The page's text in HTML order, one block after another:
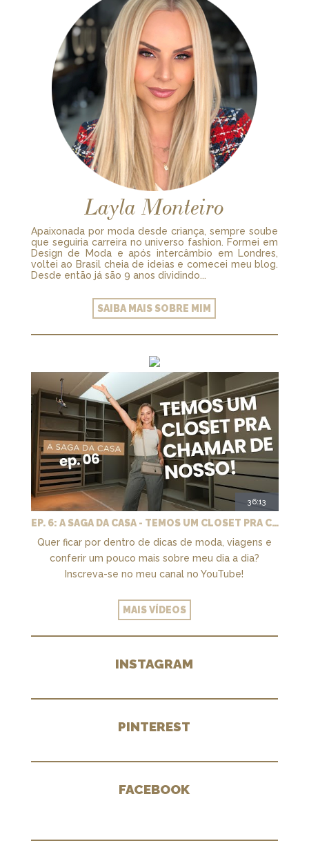
Layla Monteiro
Apaixonada por moda desde criança, sempre soube
que seguiria carreira no universo fashion. Formei em
Design de Moda e após intercâmbio em Londres,
voltei ao Brasil cheia de ideias e comecei meu blog.
Desde então já são 9 anos dividindo...
SAIBA MAIS SOBRE MIM
36:13
EP. 6: A SAGA DA CASA - TEMOS UM CLOSET PRA CHAMAR DE NOSSO + MARCENARIA E PAISAGISMO
Quer ficar por dentro de dicas de moda, viagens e
conferir um pouco mais sobre meu dia a dia?
Inscreva-se no meu canal no YouTube!
MAIS VÍDEOS
INSTAGRAM
PINTEREST
FACEBOOK